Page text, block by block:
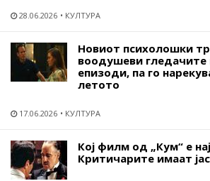
28.06.2026 КУЛТУРА
Новиот психолошки
воодушеви гледачите
епизоди, па го
летото
17.06.2026 КУЛТУРА
Кој филм од „Кум“ е
Критичарите имаат